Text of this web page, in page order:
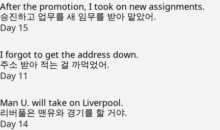
After the promotion, I took on new assignments.
승진하고 업무를 새 임무를 받아 맡았어.
Day 15
I forgot to get the address down.
주소 받아 적는 걸 까먹었어.
Day 11
Man U. will take on Liverpool.
리버풀은 맨유와 경기를 할 거야.
Day 14